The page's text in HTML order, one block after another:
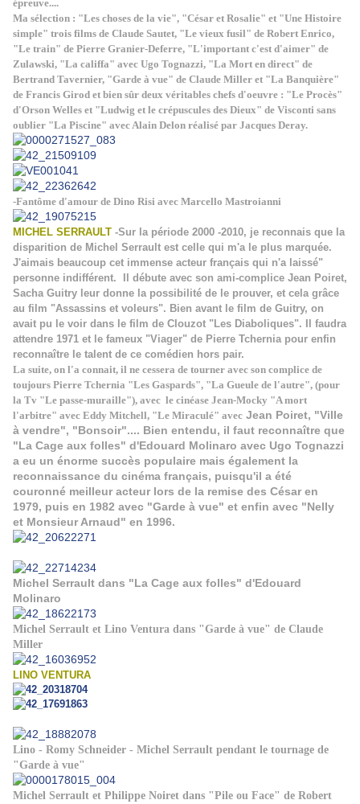
épreuve....
Ma sélection : "Les choses de la vie", "César et Rosalie" et "Une Histoire
simple" trois films de Claude Sautet, "Le vieux fusil" de Robert Enrico,
"Le train" de Pierre Granier-Deferre, "L'important c'est d'aimer" de
Zulawski, "La califfa" avec Ugo Tognazzi, "La Mort en direct" de
Bertrand Tavernier, "Garde à vue" de Claude Miller et "La Banquière"
de Francis Girod et bien sûr deux véritables chefs d'oeuvre : "Le Procès"
d'Orson Welles et "Ludwig et le crépuscules des Dieux" de Visconti sans
oublier "La Piscine" avec Alain Delon réalisé par Jacques Deray.
-Fantôme d'amour de Dino Risi avec Marcello Mastroianni
MICHEL SERRAULT -Sur la période 2000 -2010, je reconnais que la
disparition de Michel Serrault est celle qui m'a le plus marquée.
J'aimais beaucoup cet immense acteur français qui n'a laissé"
personne indifférent. Il débute avec son ami-complice Jean Poiret,
Sacha Guitry leur donne la possibilité de le prouver, et cela grâce
au film "Assassins et voleurs". Bien avant le film de Guitry, on
avait pu le voir dans le film de Clouzot "Les Diaboliques". Il faudra
attendre 1971 et le fameux "Viager" de Pierre Tchernia pour enfin
reconnaître le talent de ce comédien hors pair.
La suite, on l'a connait, il ne cessera de tourner avec son complice de
toujours Pierre Tchernia "Les Gaspards", "La Gueule de l'autre", (pour
la Tv "Le passe-muraille"), avec le cinéase Jean-Mocky "A mort
l'arbitre" avec Eddy Mitchell, "Le Miraculé" avec Jean Poiret, "Ville
à vendre", "Bonsoir".... Bien entendu, il faut reconnaître que
"La Cage aux folles" d'Edouard Molinaro avec Ugo Tognazzi
a eu un énorme succès populaire mais également la
reconnaissance du cinéma français, puisqu'il a été
couronné meilleur acteur lors de la remise des César en
1979, puis en 1982 avec "Garde à vue" et enfin avec "Nelly
et Monsieur Arnaud" en 1996.
Michel Serrault dans "La Cage aux folles" d'Edouard
Molinaro
Michel Serrault et Lino Ventura dans "Garde à vue" de Claude
Miller
LINO VENTURA
Lino - Romy Schneider - Michel Serrault pendant le tournage de
"Garde à vue"
Michel Serrault et Philippe Noiret dans "Pile ou Face" de Robert